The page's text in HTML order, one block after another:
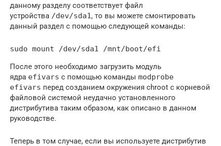
данному разделу соответствует файл
устройства /dev/sda1, то вы можете смонтировать
данный раздел с помощью следующей команды:
После этого необходимо загрузить модуль
ядра efivars с помощью команды modprobe
efivars перед созданием окружения chroot с корневой
файловой системой неудачно установленного
дистрибутива таким образом, как описано в данном
руководстве.
Теперь в том случае, если вы используете дистрибутив